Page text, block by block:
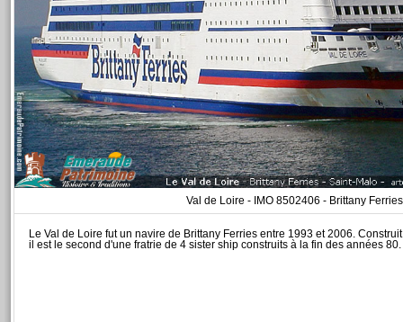
Val de Loire - IMO 8502406 - Brittany
Le Val de Loire fut un navire de Brittany Ferries entre 1993 et 2006.
il est le second d'une fratrie de 4 sister ship construits à la fin des années 80.